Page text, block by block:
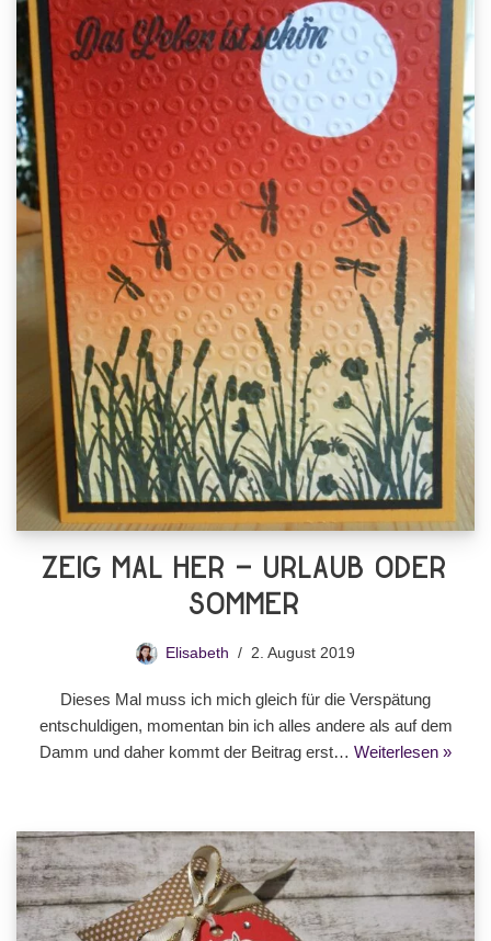
Zeig Mal Her – Urlaub oder
Sommer
Elisabeth 2. August 2019
Dieses Mal muss ich mich gleich für die Verspätung
entschuldigen, momentan bin ich alles andere als auf dem
Damm und daher kommt der Beitrag erst… Weiterlesen »